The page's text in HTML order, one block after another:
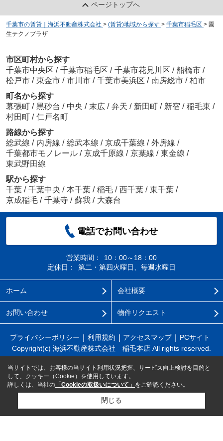
ページトップへ
千葉市の賃貸｜海浜不動産株式会社 > (賃貸)地域から探す > 千葉市稲毛区 > 園
生テクノプラザ
市区町村から探す
千葉市中央区 / 千葉市稲毛区 / 千葉市花見川区 / 船橋市 /
松戸市 / 東金市 / 市川市 / 千葉市美浜区 / 南房総市 / 柏市
町名から探す
幕張町 / 黒砂台 / 中央 / 末広 / 弁天 / 新田町 / 新宿 / 稲毛東 /
村田町 / 仁戸名町
路線から探す
総武線 / 内房線 / 総武本線 / 京成千葉線 / 外房線 /
千葉都市モノレール / 京成千原線 / 京葉線 / 東金線 /
東武野田線
駅から探す
千葉 / 千葉中央 / 本千葉 / 稲毛 / 西千葉 / 東千葉 /
京成稲毛 / 千葉寺 / 蘇我 / 大森台
電話でお問い合わせ
営業時間：
10：00～18：00
定休日：
第二・第四火曜日、毎週水曜日
ホーム 会社概要
お問い合わせ 物件リクエスト
プライバシーポリシー 利用規約 アクセスマップ
PCサイト
Copyright(c) 海浜不動産株式会社 稲毛本店 All rights reserved.
当サイトでは、お客様の当サイト利用状況把握、サービス向上検討を目的と
して、クッキー（Cookie）を使用しています。
詳しくは、当社の 「Cookieの取扱いについて」 をご確認ください。
閉じる